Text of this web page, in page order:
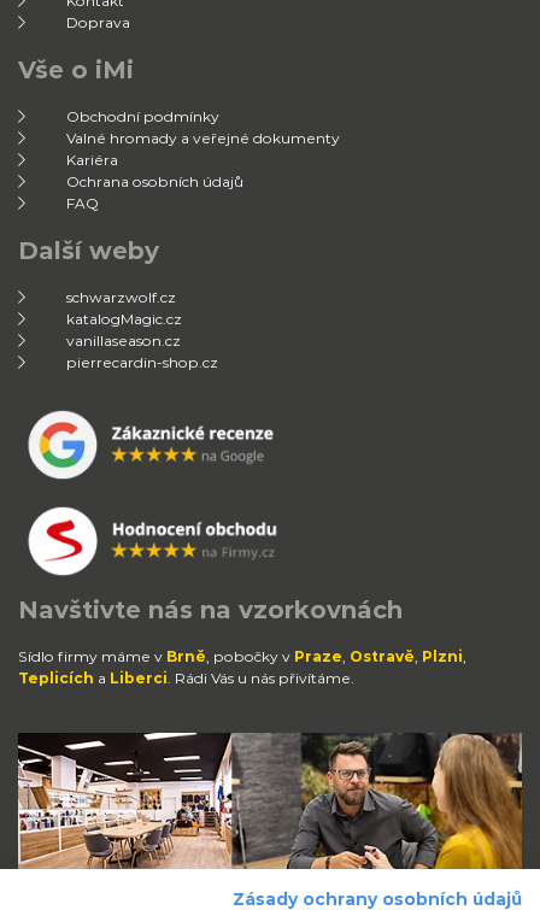
Doprava
Vše o iMi
Obchodní podmínky
Valné hromady a veřejné dokumenty
Kariéra
Ochrana osobních údajů
FAQ
Další weby
schwarzwolf.cz
katalogMagic.cz
vanillaseason.cz
pierrecardin-shop.cz
Navštivte nás na vzorkovnách
Sídlo firmy máme v Brně , pobočky v Praze Ostravě Plzni
Teplicích a Liberci . Rádi Vás u nás přivítáme.
Zásady ochrany osobních údajů